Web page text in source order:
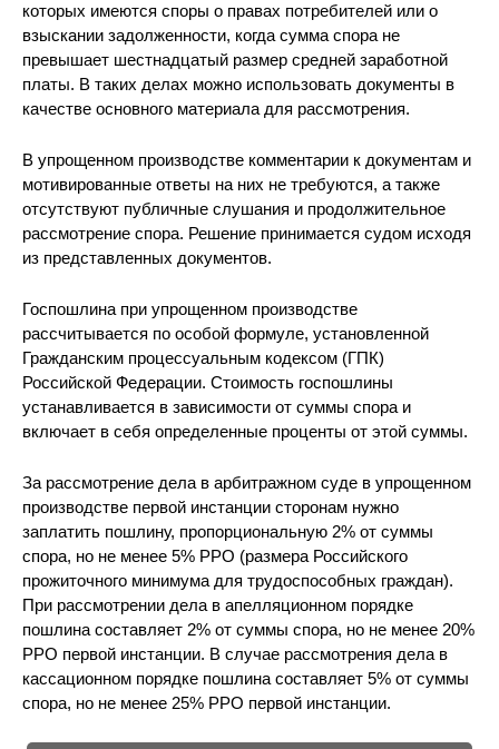
которых имеются споры о правах потребителей или о
взыскании задолженности, когда сумма спора не
превышает шестнадцатый размер средней заработной
платы. В таких делах можно использовать документы в
качестве основного материала для рассмотрения.
В упрощенном производстве комментарии к документам и
мотивированные ответы на них не требуются, а также
отсутствуют публичные слушания и продолжительное
рассмотрение спора. Решение принимается судом исходя
из представленных документов.
Госпошлина при упрощенном производстве
рассчитывается по особой формуле, установленной
Гражданским процессуальным кодексом (ГПК)
Российской Федерации. Стоимость госпошлины
устанавливается в зависимости от суммы спора и
включает в себя определенные проценты от этой суммы.
За рассмотрение дела в арбитражном суде в упрощенном
производстве первой инстанции сторонам нужно
заплатить пошлину, пропорциональную 2% от суммы
спора, но не менее 5% РРО (размера Российского
прожиточного минимума для трудоспособных граждан).
При рассмотрении дела в апелляционном порядке
пошлина составляет 2% от суммы спора, но не менее 20%
РРО первой инстанции. В случае рассмотрения дела в
кассационном порядке пошлина составляет 5% от суммы
спора, но не менее 25% РРО первой инстанции.